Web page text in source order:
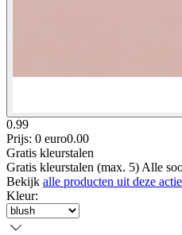
0.99
Prijs: 0 euro0.00
Gratis kleurstalen
Gratis kleurstalen (max. 5) Alle
Bekijk alle producten uit deze
Kleur: